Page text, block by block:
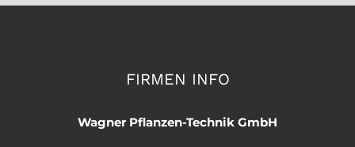
FIRMEN INFO
Wagner Pflanzen-Technik GmbH